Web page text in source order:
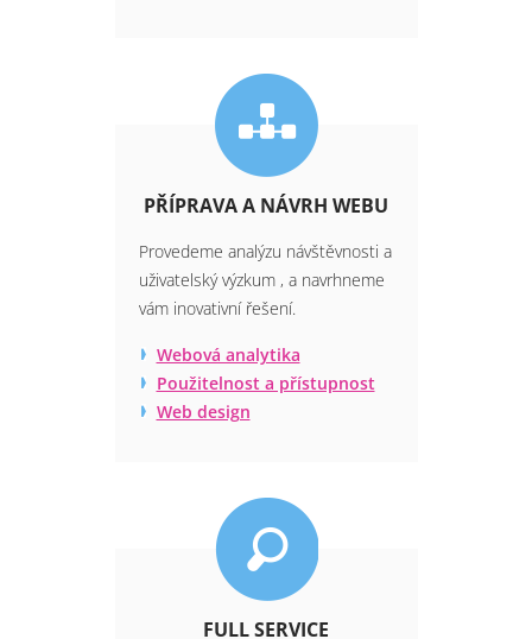
PŘÍPRAVA A NÁVRH WEBU
Provedeme analýzu návštěvnosti a
uživatelský výzkum , a navrhneme
vám inovativní řešení.
Webová analytika
Použitelnost a přístupnost
Web design
FULL SERVICE